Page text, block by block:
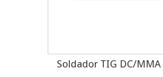
Soldador TIG DC/MMA